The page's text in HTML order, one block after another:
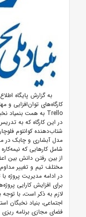
به گزارش پایگاه
کارگاه‌های توان‌افزایی و
Trello به همت بنمیاد
در این کارگاه که به
شتاب‌دهنده کوانتوم
مدل آبشاری و چابک در
شامل کارهایی که
از بین رفتن دانش بین
مختلف تیم و تغییر
در ادامه مدیریت پروژه با
برای افزایش کارایی
لازم به ذکر است، با
اجتماعی، بنیاد نخبگان
فضای مجازی برنامه